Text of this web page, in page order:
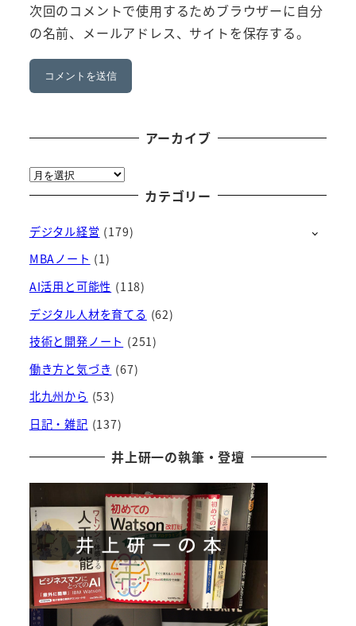
次回のコメントで使用するためブラウザーに自分
の名前、メールアドレス、サイトを保存する。
アーカイブ
ア
ー
イ
ブ
カテゴリー
デジタル経営 (179)
MBAノート (1)
AI活用と可能性 (118)
デジタル人材を育てる (62)
技術と開発ノート (251)
働き方と気づき (67)
北九州から (53)
日記・雑記 (137)
井上研一の執筆・登壇